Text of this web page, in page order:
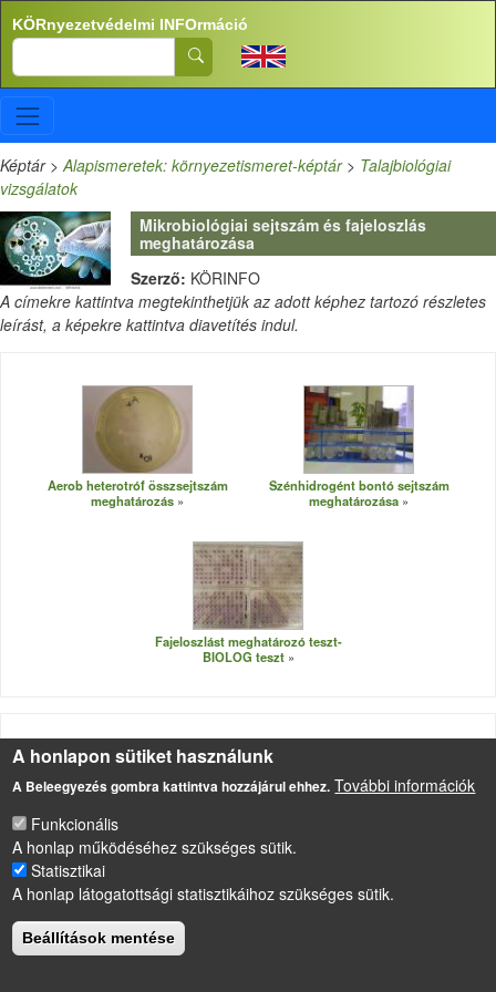
Ugrás a tartalomra
KÖRnyezetvédelmi INFOrmáció
Search
Képtár>Alapismeretek: környezetismeret-képtár> Talajbiológiai
vizsgálatok
Mikrobiológiai sejtszám és fajeloszlás
meghatározása
Szerző: KÖRINFO
A címekre kattintva megtekinthetjük az adott képhez tartozó részletes
leírást, a képekre kattintva diavetítés indul.
Aerob heterotróf összsejtszám
meghatározás
Szénhidrogént bontó sejtszám
meghatározása
Fajeloszlást meghatározó teszt-
BIOLOG teszt
LÁBLÉC
Impresszum
Sütikezelési szabályzat
Drupal alapú webhely
A honlapon sütiket használunk
A Beleegyezés gombra kattintva hozzájárul ehhez. További információk
Funkcionális
A honlap működéséhez szükséges sütik.
Statisztikai
A honlap látogatottsági statisztikáihoz szükséges sütik.
Beállítások mentése